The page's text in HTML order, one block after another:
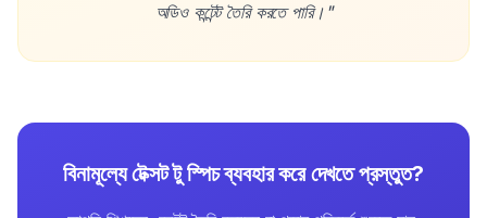
অডিও কন্টেন্ট তৈরি করতে পারি।"
বিনামূল্যে টেক্সট টু স্পিচ ব্যবহার করে দেখতে প্রস্তুত?